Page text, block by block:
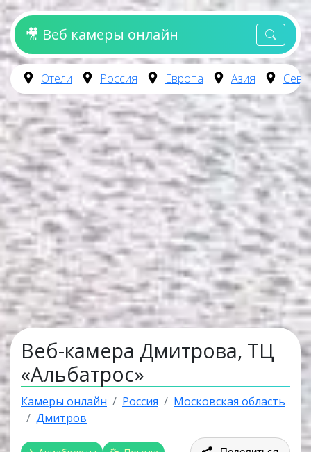
🎥 Веб камеры онлайн
Отели Россия Европа Азия
Веб-камера Дмитрова, ТЦ
«Альбатрос»
Камеры онлайн Россия
Московская область
Дмитров